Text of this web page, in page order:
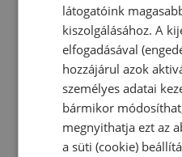
Filteres
Garancia: 3 év
látogatóink
kiszolgálásához. A
elfogadásával
hozzájárul azok
személyes adatai
bármikor
megnyithatja ezt az
a süti (cookie)